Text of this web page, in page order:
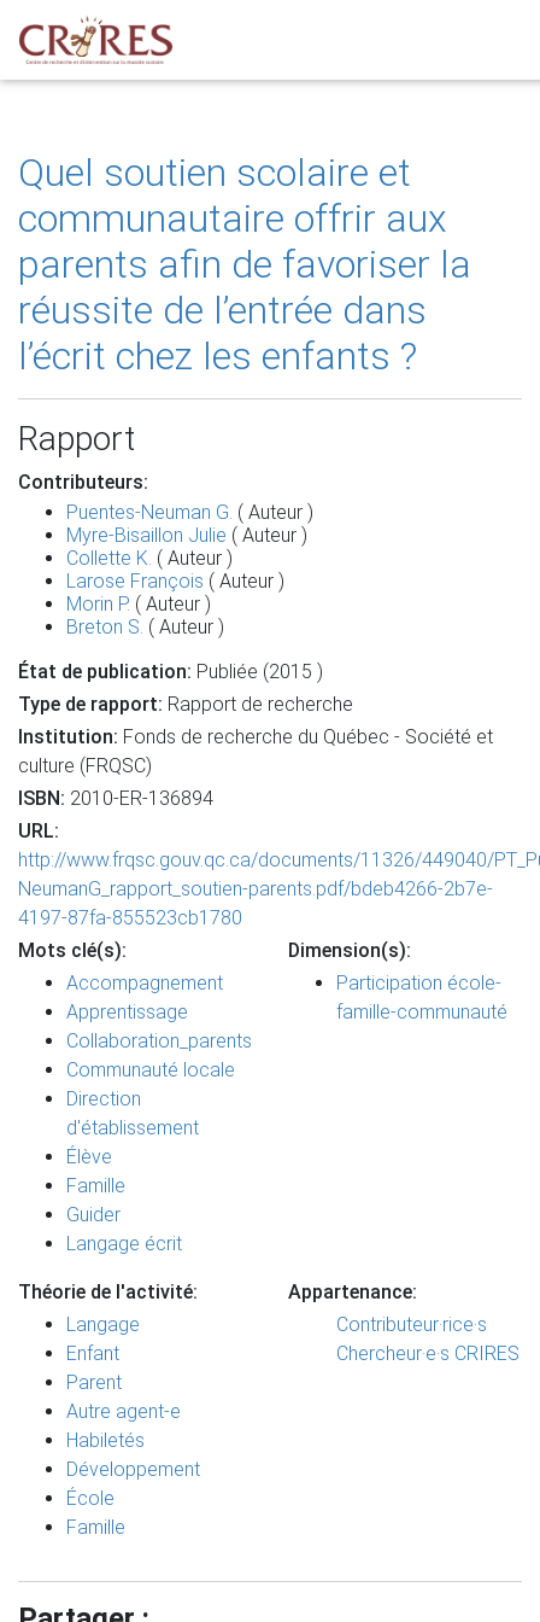
Quel soutien scolaire et
communautaire offrir aux
parents afin de favoriser la
réussite de l’entrée dans
l’écrit chez les enfants ?
Rapport
Contributeurs:
Puentes-Neuman G. ( Auteur )
Myre-Bisaillon Julie ( Auteur )
Collette K. ( Auteur )
Larose François ( Auteur )
Morin P. ( Auteur )
Breton S. ( Auteur )
État de publication: Publiée (2015 )
Type de rapport: Rapport de recherche
Institution: Fonds de recherche du Québec - Société et
culture (FRQSC)
ISBN: 2010-ER-136894
URL:
http://www.frqsc.gouv.qc.ca/documents/11326/449040/
NeumanG_rapport_soutien-parents.pdf/bdeb4266-2b7e-
4197-87fa-855523cb1780
Mots clé(s):
Accompagnement
Apprentissage
Collaboration_parents
Communauté locale
Direction
d'établissement
Élève
Famille
Guider
Langage écrit
Dimension(s):
Participation école-
famille-communauté
Théorie de l'activité:
Langage
Enfant
Parent
Autre agent-e
Habiletés
Développement
École
Famille
Appartenance:
Contributeur·rice·s
Chercheur·e·s CRIRES